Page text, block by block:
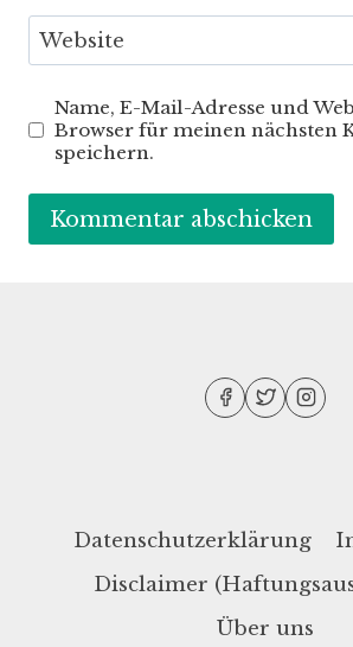
Website
Name, E-Mail-Adresse und
Browser für meinen nächsten
speichern.
Datenschutzerklärung
Disclaimer
Über uns